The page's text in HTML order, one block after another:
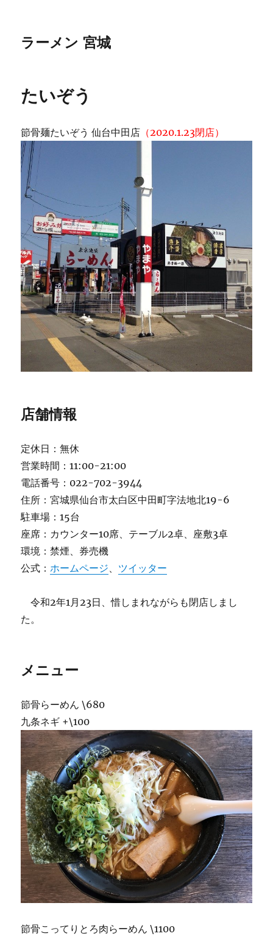
ラーメン 宮城
たいぞう
節骨麺たいぞう 仙台中田店 （2020.1.23閉店）
店舗情報
定休日：無休
営業時間：11:00-21:00
電話番号：022-702-3944
住所：宮城県仙台市太白区中田町字法地北19-6
駐車場：15台
座席：カウンター10席、テーブル2卓、座敷3卓
環境：禁煙、券売機
公式：ホームページ、 ツイッター
令和2年1月23日、惜しまれながらも閉店しまし
た。
メニュー
節骨らーめん \680
九条ネギ +\100
節骨こってりとろ肉らーめん \1100